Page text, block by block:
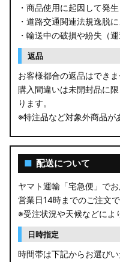
・商品使用に起因して発
・道路交通関連法規逸脱
・輸送中の破損や紛失（
返品
お客様都合の返品はできま
購入間違いは未開封品に
ります。
※特注品など対象外商品が
■ 配送について
ヤマト運輸「宅急便」でお
営業日14時までのご注文
※受注状況や天候などによ
日時指定
時間帯は下記からお選びい